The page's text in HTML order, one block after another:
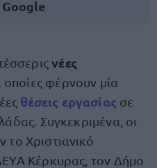
Google
νέες
οποίες φέρνουν μία
θέσεις εργασίας σε
Συγκεκριμένα, οι
Χριστιανικό
Κέρκυρας, τον Δήμο